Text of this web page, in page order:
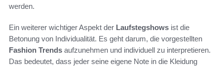
werden.
Ein weiterer wichtiger Aspekt der Laufstegshows ist die
Betonung von Individualität. Es geht darum, die vorgestellten
Fashion Trends aufzunehmen und individuell zu interpretieren.
Das bedeutet, dass jeder seine eigene Note in die Kleidung